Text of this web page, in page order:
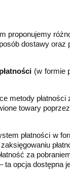
proponujemy
dostawy oraz
(w formie
metody
towary
płatności w
za
ta opcja dostępna